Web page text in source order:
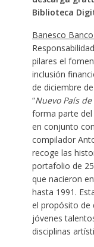
Biblioteca
Banesco
pilares el
inclusión
de diciembre
“Nuevo País
forma parte
en conjunto
compilador
recoge las
portafolio de
que nacieron
hasta 1991.
el propósito de
jóvenes
disciplinas